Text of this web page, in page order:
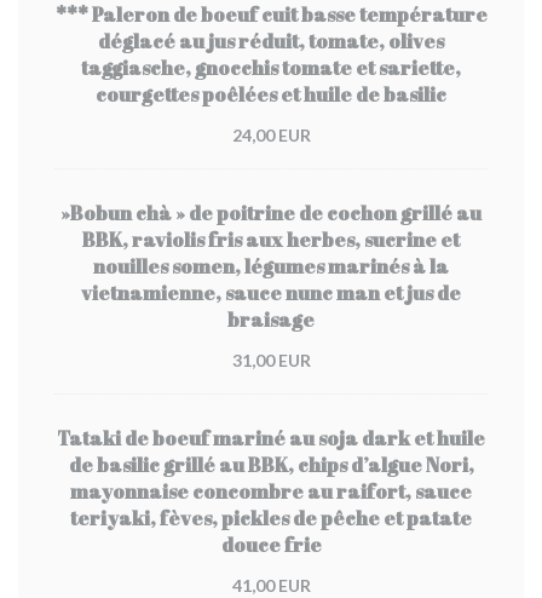
*** Paleron de boeuf cuit basse température
déglacé au jus réduit, tomate, olives
taggiasche, gnocchis tomate et sariette,
courgettes poêlées et huile de basilic
24,00 EUR
»Bobun chà » de poitrine de cochon grillé au
BBK, raviolis fris aux herbes, sucrine et
nouilles somen, légumes marinés à la
vietnamienne, sauce nunc man et jus de
braisage
31,00 EUR
Tataki de boeuf mariné au soja dark et huile
de basilic grillé au BBK, chips d’algue Nori,
mayonnaise concombre au raifort, sauce
teriyaki, fèves, pickles de pêche et patate
douce frie
41,00 EUR